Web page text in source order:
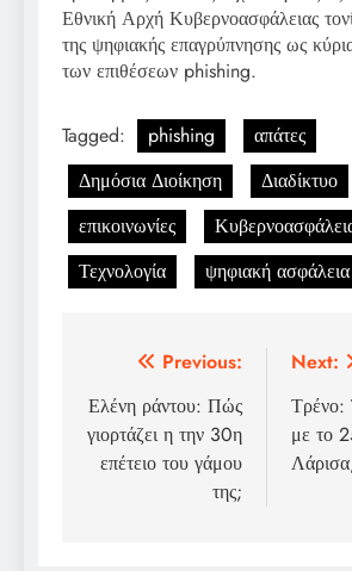
Εθνική Αρχή Κυβερνοασφάλειας
της ψηφιακής επαγρύπνησης ως
των επιθέσεων phishing.
Tagged: phishing
απάτες
Δημόσια Διοίκηση
Διαδίκτυο
επικοινωνίες
Τεχνολογία
ψηφιακή ασφάλεια
Post
navigation
Previous:
Ελένη ράντου: Πώς
γιορτάζει η την 30η
επέτειο του γάμου
της;
Next:
Τρένο:
με το